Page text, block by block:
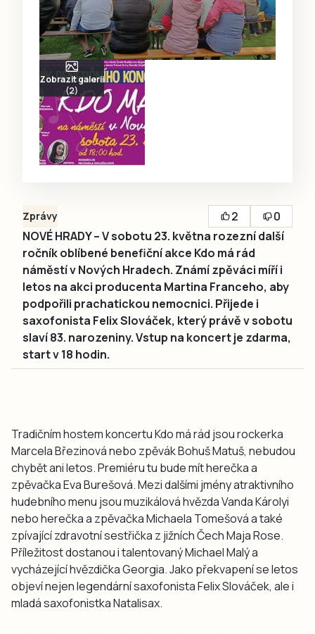
Zobrazit galerii
(2)
Zprávy 2
0
NOVÉ HRADY – V sobotu 23. května rozezní další
ročník oblíbené benefiční akce Kdo má rád
náměstí v Nových Hradech. Známí zpěváci míří i
letos na akci producenta Martina Franceho, aby
podpořili prachatickou nemocnici. Přijede i
saxofonista Felix Slováček, který právě v sobotu
slaví 83. narozeniny. Vstup na koncert je zdarma,
start v 18 hodin.
Tradičním hostem koncertu Kdo má rád jsou rockerka
Marcela Březinová nebo zpěvák Bohuš Matuš, nebudou
chybět ani letos. Premiéru tu bude mít herečka a
zpěvačka Eva Burešová. Mezi dalšími jmény atraktivního
hudebního menu jsou muzikálová hvězda Vanda Károlyi
nebo herečka a zpěvačka Michaela Tomešová a také
zpívající zdravotní sestřička z jižních Čech Maja Rose.
Příležitost dostanou i talentovaný Michael Malý a
vycházející hvězdička Georgia. Jako překvapení se letos
objeví nejen legendární saxofonista Felix Slováček, ale i
mladá saxofonistka Natalisax.